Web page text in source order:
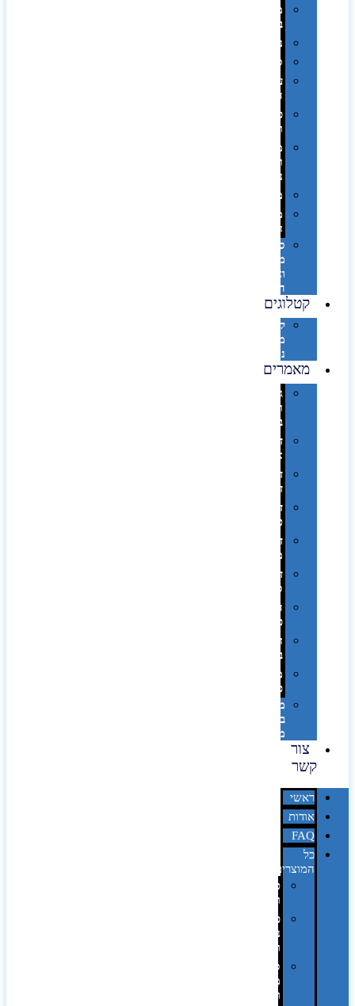
מתנה
בפחית
נסיעות
ספורט
על
השולחן…
פינוק
וספא
מזוודות
ותיקי
נסיעות
מטריות
מוצרי
חוף
סביבת
מחשב
וציוד
היקפי
קטלוגים
קטלוג
מוצרי
נייר
מאמרים
גימורים
והשבחות
בדפוס
דפוס
אופסט
דפוס
דיגיטלי
דפוס
טמפון
דפוס
משי
דפוס
סובלימציה
הדפס
פרוצס
חריטה
בלייזר
מהו
פנטון?
מיתוג
באמצעות
מדבקות
צור
קשר
ראשי
אודות
FAQ
כל
המוצרים
טכנולוגיה
וגאדג'טים
פנאי,
נופש
ונסיעות
סביבת
משרד
ופרימיום